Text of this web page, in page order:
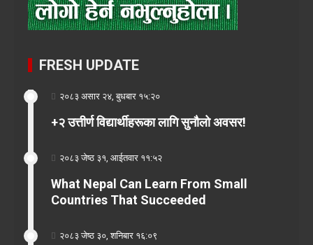
FRESH UPDATE
२०८३ असार २४, बुधबार १५:२०
+२ उत्तीर्ण विद्यार्थीहरूका लागि सुनौलो अवसर!
२०८३ जेष्ठ ३१, आईतवार ११:५२
What Nepal Can Learn From Small
Countries That Succeeded
२०८३ जेष्ठ ३०, शनिबार १६:०९